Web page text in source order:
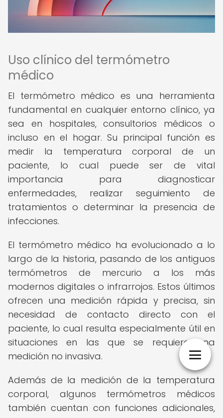
Uso clínico del termómetro
médico
El termómetro médico es una herramienta
fundamental en cualquier entorno clínico, ya
sea en hospitales, consultorios médicos o
incluso en el hogar. Su principal función es
medir la temperatura corporal de un
paciente, lo cual puede ser de vital
importancia para diagnosticar
enfermedades, realizar seguimiento de
tratamientos o determinar la presencia de
infecciones.
El termómetro médico ha evolucionado a lo
largo de la historia, pasando de los antiguos
termómetros de mercurio a los más
modernos digitales o infrarrojos. Estos últimos
ofrecen una medición rápida y precisa, sin
necesidad de contacto directo con el
paciente, lo cual resulta especialmente útil en
situaciones en las que se requiere una
medición no invasiva.
Además de la medición de la temperatura
corporal, algunos termómetros médicos
también cuentan con funciones adicionales,